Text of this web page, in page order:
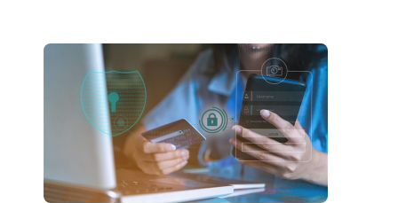
是私用或是經過公司網路管理人員保護，如今
透過手機在陌生的地方使用別人的線路上網，
可能導致通訊內容被竊聽，第二個原因是由於
使用了惡意的App卻不瞭解其風險，也可能導
致個資外洩，並且可能導致本人手機的發話或
簡訊功能被盜用，所